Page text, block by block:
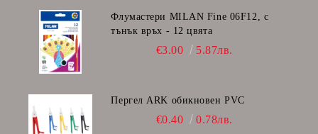
Флумастери MILAN Fine 06F12, с
тънък връх - 12 цвята
€3.00 5.87лв.
Пергел ARK обикновен PVC
€0.40 0.78лв.